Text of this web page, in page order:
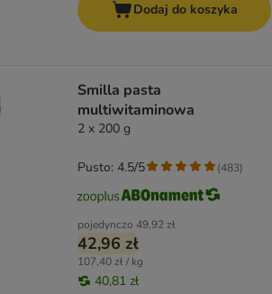
Dodaj do koszyka
Smilla pasta
multiwitaminowa
2 x 200 g
pojedynczo 49,92 zł
42,96 zł
107,40 zł / kg
40,81 zł
Pusto: 4.5/5 (483)